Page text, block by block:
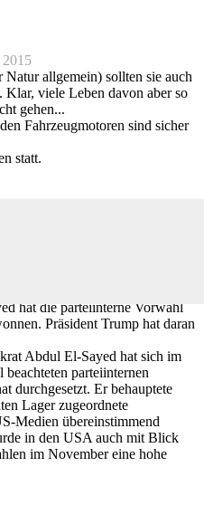
allgemein) sollten sie auch
Klar, viele Leben davon aber so
gehen...
Fahrzeugmotoren sind sicher
statt.
hat die parteiinterne Vorwahl
Präsident Trump hat daran
Abdul El-Sayed hat sich im
parteiinternen
durchgesetzt. Er behauptete
Lager zugeordnete
Medien übereinstimmend
in den USA auch mit Blick
im November eine hohe